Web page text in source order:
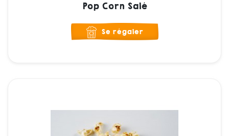
Pop Corn Salé
Se régaler